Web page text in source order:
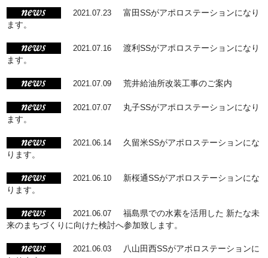
2021.07.23
富田SSがアポロステーションになり
ます。
2021.07.16
渡利SSがアポロステーションになり
ます。
2021.07.09 荒井給油所改装工事のご案内
2021.07.07
丸子SSがアポロステーションになり
ます。
2021.06.14
久留米SSがアポロステーションにな
ります。
2021.06.10
新桜通SSがアポロステーションにな
ります。
2021.06.07
福島県での水素を活用した 新たな未
来のまちづくりに向けた検討へ参加致します。
2021.06.03
八山田西SSがアポロステーションに